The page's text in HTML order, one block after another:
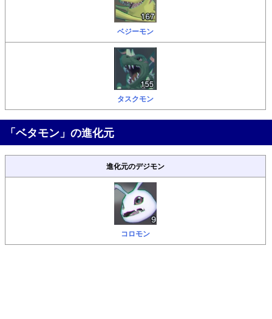
ベジーモン
タスクモン
「ベタモン」の進化元
進化元のデジモン
コロモン